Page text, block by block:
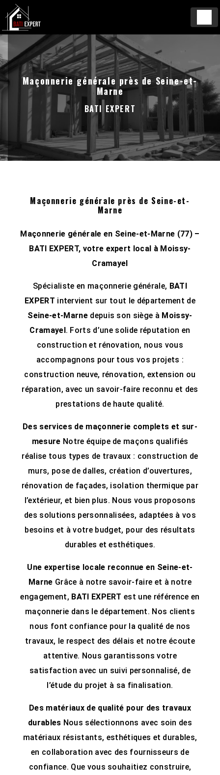
Maçonnerie générale près de Seine-et-
Marne
BATI EXPERT
Maçonnerie générale près de Seine-et-
Marne
Maçonnerie générale en Seine-et-Marne (77) –
BATI EXPERT, votre expert local à Moissy-
Cramayel
Spécialiste en maçonnerie générale, BATI
EXPERT intervient sur tout le département de
Seine-et-Marnedepuis son siège à Moissy-
Cramayel. Forts d’une solide réputation en
construction et rénovation, nous vous
accompagnons pour tous vos projets :
construction neuve, rénovation, extension ou
réparation, avec un savoir-faire reconnu et des
prestations de haute qualité.
Des services de maçonnerie complets et sur-
mesure Notre équipe de maçons qualifiés
réalise tous types de travaux : construction de
murs, pose de dalles, création d’ouvertures,
rénovation de façades, isolation thermique par
l’extérieur, et bien plus. Nous vous proposons
des solutions personnalisées, adaptées à vos
besoins et à votre budget, pour des résultats
durables et esthétiques.
Une expertise locale reconnue en Seine-et-
Marne Grâce à notre savoir-faire et à notre
engagement, BATI EXPERT est une référence en
maçonnerie dans le département. Nos clients
nous font confiance pour la qualité de nos
travaux, le respect des délais et notre écoute
attentive. Nous garantissons votre
satisfaction avec un suivi personnalisé, de
l’étude du projet à sa finalisation.
Des matériaux de qualité pour des travaux
durables Nous sélectionnons avec soin des
matériaux résistants, esthétiques et durables,
en collaboration avec des fournisseurs de
confiance. Que vous souhaitiez construire,
Panneau de gestion des cookies